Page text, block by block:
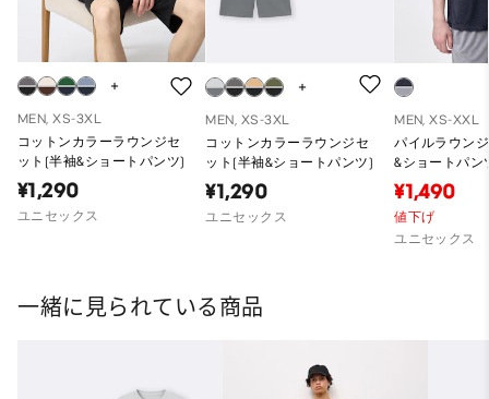
MEN, XS-3XL
コットンカラーラウンジセ
ット(半袖&ショートパンツ)
¥1,290
ユニセックス
MEN, XS-3XL
コットンカラーラウンジセ
ット(半袖&ショートパンツ)
¥1,290
ユニセックス
MEN, XS-XXL
パイルラウン
&ショートパ
¥1,490
値下げ
ユニセックス
一緒に見られている商品